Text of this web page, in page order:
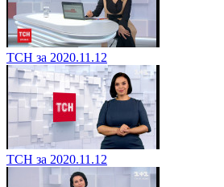
ТСН за 2020.11.12
ТСН за 2020.11.12